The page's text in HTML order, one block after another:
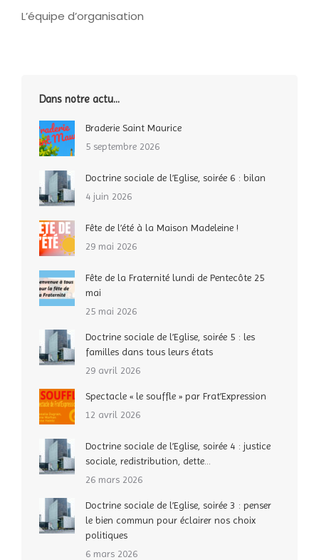
L’équipe d’organisation
Dans notre actu…
Braderie Saint Maurice
5 septembre 2026
Doctrine sociale de l’Eglise, soirée 6 : bilan
4 juin 2026
Fête de l’été à la Maison Madeleine !
29 mai 2026
Fête de la Fraternité lundi de Pentecôte 25
mai
25 mai 2026
Doctrine sociale de l’Eglise, soirée 5 : les
familles dans tous leurs états
29 avril 2026
Spectacle « le souffle » par Frat’Expression
12 avril 2026
Doctrine sociale de l’Eglise, soirée 4 : justice
sociale, redistribution, dette…
26 mars 2026
Doctrine sociale de l’Eglise, soirée 3 : penser
le bien commun pour éclairer nos choix
politiques
6 mars 2026